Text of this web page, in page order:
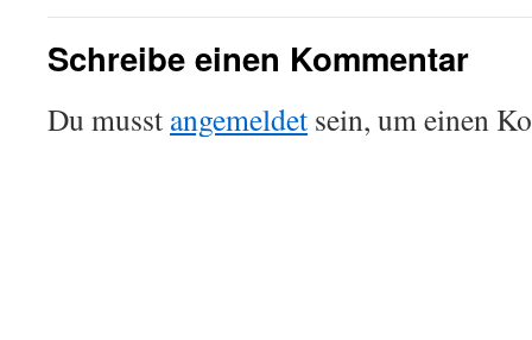
Schreibe einen Kommentar
Du musst angemeldet sein, um einen